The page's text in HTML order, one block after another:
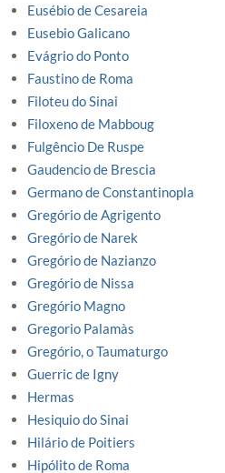
Eusébio de Cesareia
Eusebio Galicano
Evágrio do Ponto
Faustino de Roma
Filoteu do Sinai
Filoxeno de Mabboug
Fulgêncio De Ruspe
Gaudencio de Brescia
Germano de Constantinopla
Gregório de Agrigento
Gregório de Narek
Gregório de Nazianzo
Gregório de Nissa
Gregório Magno
Gregorio Palamàs
Gregório, o Taumaturgo
Guerric de Igny
Hermas
Hesiquio do Sinai
Hilário de Poitiers
Hipólito de Roma